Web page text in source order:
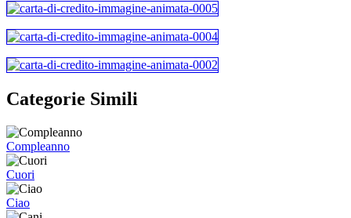
Categorie Simili
Compleanno
Cuori
Ciao